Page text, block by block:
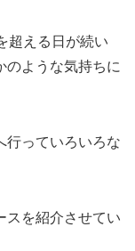
超える日が続い
のような気持ちに
行っていろいろな
スを紹介させてい